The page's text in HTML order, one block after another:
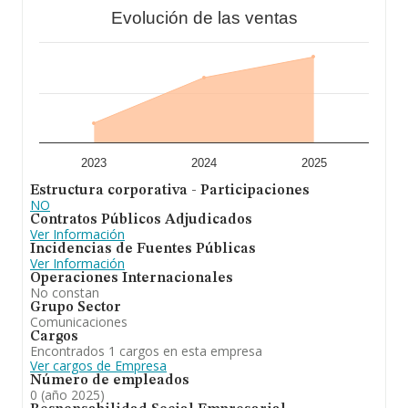
Evolución de las ventas
2023 2024 2025
Estructura corporativa - Participaciones
NO
Contratos Públicos Adjudicados
Ver Información
Incidencias de Fuentes Públicas
Ver Información
Operaciones Internacionales
No constan
Grupo Sector
Comunicaciones
Cargos
Encontrados 1 cargos en esta empresa
Ver cargos de Empresa
Número de empleados
0 (año 2025)